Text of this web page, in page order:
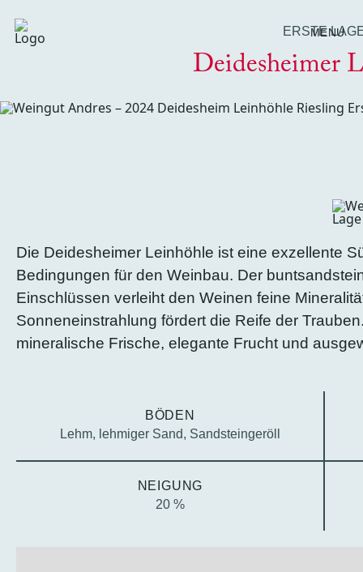
MENU
ERSTE
Deidesheimer
Die Deidesheimer Leinhöhle ist eine exzellente
Bedingungen für den Weinbau. Der
Einschlüssen verleiht den Weinen feine
Sonneneinstrahlung fördert die Reife der
mineralische Frische, elegante Frucht und
BÖDEN
Lehm, lehmiger Sand, Sandsteingeröll
NEIGUNG
20 %